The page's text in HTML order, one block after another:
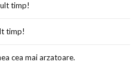
timp!
timp!
cea mai arzatoare.